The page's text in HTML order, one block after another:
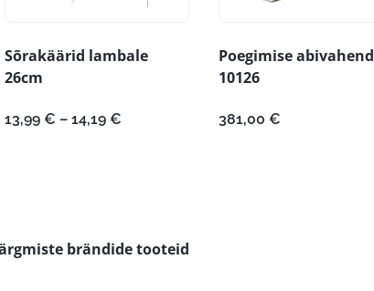
Sõrakäärid lambale
26cm
13,99 € – 14,19 € Hinnavahemik:
Poegimise abivahend
10126
381,00 €
brändide tooteid